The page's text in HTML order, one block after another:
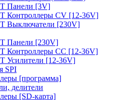
Панели [3V]
Контроллеры CV [12-36V]
Выключатели [230V]
Панели [230V]
Контроллеры CC [12-36V]
Усилители [12-36V]
SPI
[программа]
делители
[SD-карта]